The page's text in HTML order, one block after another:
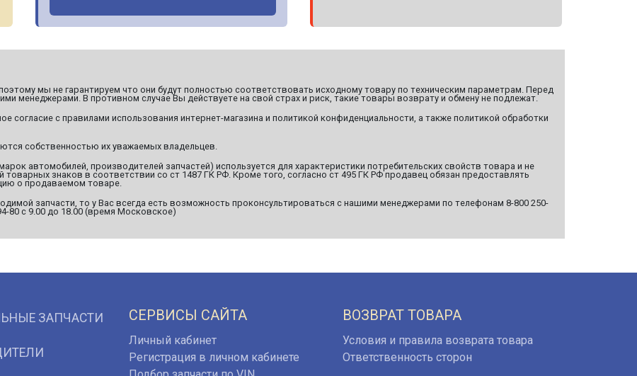
мы не гарантируем что они будут полностью соответствовать исходному товару по техническим параметрам. Перед
менеджерами. В противном случае Вы действуете на свой страх и риск, такие товары возврату и обмену не подлежат.
согласие с правилами использования интернет-магазина и политикой конфиденциальности, а также политикой обработки
собственностью их уважаемых владельцев.
автомобилей, производителей запчастей) используется для характеристики потребительских свойств товара и не
знаков в соответствии со ст 1487 ГК РФ. Кроме того, согласно ст 495 ГК РФ продавец обязан предоставлять
о продаваемом товаре.
запчасти, то у Вас всегда есть возможность проконсультироваться с нашими менеджерами по телефонам 8-800 250-
80 с 9.00 до 18.00 (время Московское)
ЗАПЧАСТИ СЕРВИСЫ САЙТА
Личный кабинет
Регистрация в личном кабинете
ВОЗВРАТ ТОВАРА
Условия и правила возврата товара
Ответственность сторон